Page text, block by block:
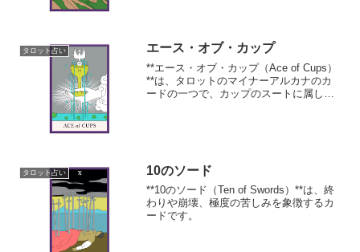
タロット占い エース・オブ・カップ
**エース・オブ・カップ（Ace of Cups）
**は、タロットのマイナーアルカナのカ
ードの一つで、カップのスートに属しま
タロット占い 10のソード
**10のソード（Ten of Swords）**は、終
わりや崩壊、極度の苦しみを象徴するカ
ードです。